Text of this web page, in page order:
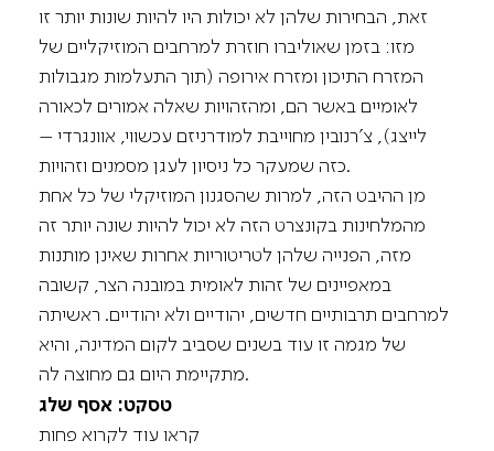
זאת, הבחירות שלהן לא יכולות היו להיות שונות יותר זו
מזו: בזמן שאוליברו חוזרת למרחבים המוזיקליים של
המזרח התיכון ומזרח אירופה (תוך התעלמות מגבולות
לאומיים באשר הם, ומהזהויות שאלה אמורים לכאורה
לייצג), צ’רנובין מחוייבת למודרניזם עכשווי, אוונגרדי –
כזה שמעקר כל ניסיון לעגן מסמנים וזהויות.
מן ההיבט הזה, למרות שהסגנון המוזיקלי של כל אחת
מהמלחינות בקונצרט הזה לא יכול להיות שונה יותר זה
מזה, הפנייה שלהן לטריטוריות אחרות שאינן מותנות
במאפיינים של זהות לאומית במובנה הצר, קשובה
למרחבים תרבותיים חדשים, יהודיים ולא יהודיים. ראשיתה
של מגמה זו עוד בשנים שסביב לקום המדינה, והיא
מתקיימת היום גם מחוצה לה.
טסקט: אסף שלג
קראו עוד לקרוא פחות